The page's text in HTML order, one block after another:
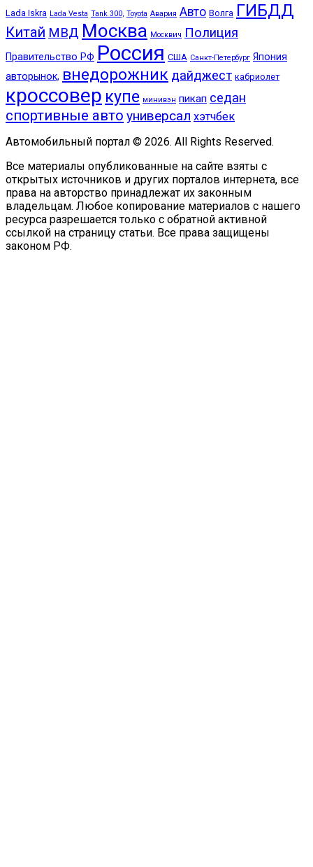
Lada Iskra Lada Vesta Tank 300, Toyota Авария Авто Волга ГИБДД
Китай МВД Москва Москвич Полиция
Правительство РФ Россия США Санкт-Петербург Япония
авторынок, внедорожник дайджест кабриолет
кроссовер купе минивэн пикап седан
спортивные авто универсал хэтчбек
Автомобильный портал © 2026. All Rights Reserved.
Все материалы опубликованные на сайте взяты с
открытых источников и других порталов интернета, все
права на авторство принадлежат их законным
владельцам. Любое копирование материалов с нашего
ресурса разрешается только с обратной активной
ссылкой на страницу статьи. Все права защищены
законом РФ.